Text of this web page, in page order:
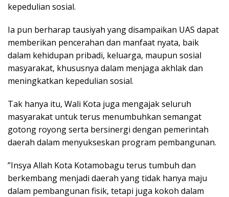
kepedulian sosial.
Ia pun berharap tausiyah yang disampaikan UAS dapat
memberikan pencerahan dan manfaat nyata, baik
dalam kehidupan pribadi, keluarga, maupun sosial
masyarakat, khususnya dalam menjaga akhlak dan
meningkatkan kepedulian sosial.
Tak hanya itu, Wali Kota juga mengajak seluruh
masyarakat untuk terus menumbuhkan semangat
gotong royong serta bersinergi dengan pemerintah
daerah dalam menyukseskan program pembangunan.
”Insya Allah Kota Kotamobagu terus tumbuh dan
berkembang menjadi daerah yang tidak hanya maju
dalam pembangunan fisik, tetapi juga kokoh dalam